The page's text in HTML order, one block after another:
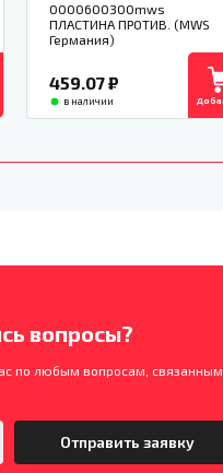
0000600300mws
ПЛАСТИНА ПРОТИВ. (MWS
Германия)
459.07₽
в наличии
вопросы?
по любым вопросам,